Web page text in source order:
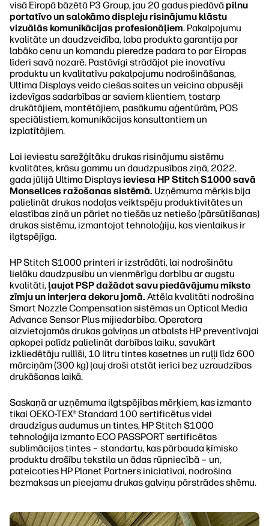
visā Eiropā bāzētā P3 Group, jau 20 gadus piedāvāpilnu
portatīvo un salokāmo displeju risinājumu klāstu
vizuālās komunikācijas profesionāļiem. Pakalpojumu
kvalitāte un daudzveidība, laba produkta garantija par
labāko cenu un komandu pieredze padara to par Eiropas
līderi savā nozarē. Pastāvīgi strādājot pie inovatīvu
produktu un kvalitatīvu pakalpojumu nodrošināšanas,
Ultima Displays veido ciešas saites un veicina abpusēji
izdevīgas sadarbības ar saviem klientiem, tostarp
drukātājiem, montētājiem, pasākumu aģentūrām, POS
speciālistiem, komunikācijas konsultantiem un
izplatītājiem.
Lai ieviestu sarežģītāku drukas risinājumu sistēmu
kvalitātes, krāsu gammu un daudzpusības ziņā, 2022.
gada jūlijā Ultima Displaysieviesa HP Stitch S1000 savā
Monselices ražošanas sistēmā. Uzņēmuma mērķis bija
palielināt drukas nodaļas veiktspēju produktivitātes un
elastības ziņā un pāriet no tiešās uz netiešo (pārsūtīšanas)
drukas sistēmu, izmantojot tehnoloģiju, kas vienlaikus ir
ilgtspējīga.
HP Stitch S1000 printeri ir izstrādāti, lai nodrošinātu
lielāku daudzpusību un vienmērīgu darbību ar augstu
kvalitāti,ļaujot PSP dažādot savu piedāvājumu mīksto
zīmju un interjera dekoru jomā. Attēla kvalitāti nodrošina
Smart Nozzle Compensation sistēmas un Optical Media
Advance Sensor Plus mijiedarbība. Operatora
aizvietojamās drukas galviņas un atbalsts HP preventīvajai
apkopei palīdz palielināt darbības laiku, savukārt
izkliedētāju rullīši, 10 litru tintes kasetnes un ruļļi līdz 600
mārciņām (300 kg) ļauj droši atstāt ierīci bez uzraudzības
drukāšanas laikā.
Saskaņā ar uzņēmuma ilgtspējības mērķiem, kas izmanto
tikai OEKO-TEX® Standard 100 sertificētus videi
draudzīgus audumus un tintes, HP Stitch S1000
tehnoloģija izmanto ECO PASSPORT sertificētas
sublimācijas tintes – standartu, kas pārbauda ķīmisko
produktu drošību tekstila un ādas rūpniecībā – un,
pateicoties HP Planet Partners iniciatīvai, nodrošina
bezmaksas un pieejamu drukas galviņu pārstrādes shēmu.